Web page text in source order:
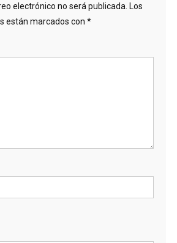
electrónico no será publicada. Los
están marcados con *